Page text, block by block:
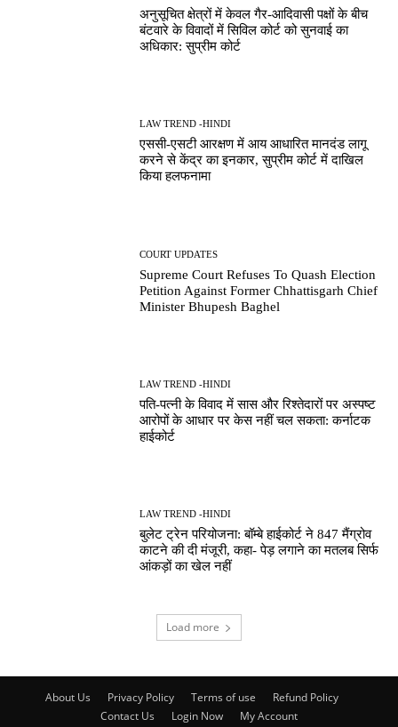
अनुसूचित क्षेत्रों में केवल गैर-आदिवासी पक्षों के बीच
बंटवारे के विवादों में सिविल कोर्ट को सुनवाई का
अधिकार: सुप्रीम कोर्ट
LAW TREND -HINDI
एससी-एसटी आरक्षण में आय आधारित मानदंड लागू
करने से केंद्र का इनकार, सुप्रीम कोर्ट में दाखिल
किया हलफनामा
COURT UPDATES
Supreme Court Refuses To Quash Election
Petition Against Former Chhattisgarh Chief
Minister Bhupesh Baghel
LAW TREND -HINDI
पति-पत्नी के विवाद में सास और रिश्तेदारों पर अस्पष्ट
आरोपों के आधार पर केस नहीं चल सकता: कर्नाटक
हाईकोर्ट
LAW TREND -HINDI
बुलेट ट्रेन परियोजना: बॉम्बे हाईकोर्ट ने 847 मैंग्रोव
काटने की दी मंजूरी, कहा- पेड़ लगाने का मतलब सिर्फ
आंकड़ों का खेल नहीं
Load more
About Us Privacy Policy Terms of use
Refund Policy
Contact Us
Login Now My Account